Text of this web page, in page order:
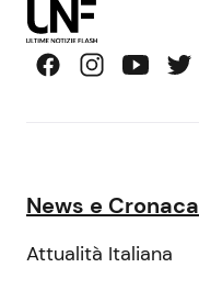
News e Cronaca
Attualità Italiana